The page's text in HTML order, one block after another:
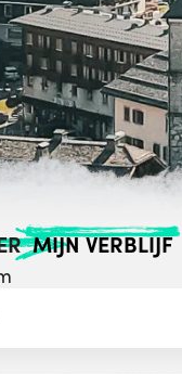
MIJN VERBLIJF